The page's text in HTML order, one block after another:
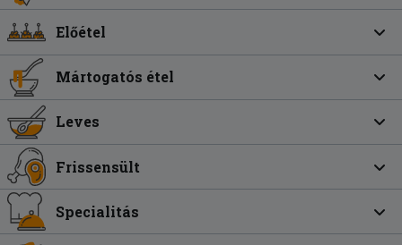
Előétel
Mártogatós étel
Leves
Frissensült
Specialitás